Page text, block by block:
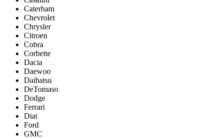
Caterham
Chevrolet
Chrysler
Citroen
Cobra
Corbette
Dacia
Daewoo
Daihatsu
DeTomaso
Dodge
Ferrari
Diat
Ford
GMC